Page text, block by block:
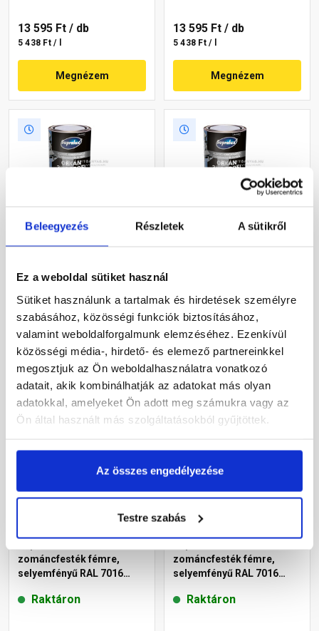
Beleegyezés Részletek A sütikről
Ez a weboldal sütiket használ
Sütiket használunk a tartalmak és hirdetések személyre
szabásához, közösségi funkciók biztosításához,
valamint weboldalforgalmunk elemzéséhez. Ezenkívül
közösségi média-, hirdető- és elemező partnereinkkel
megosztjuk az Ön weboldalhasználatra vonatkozó
adatait, akik kombinálhatják az adatokat más olyan
adatokkal, amelyeket Ön adott meg számukra vagy az
Ön által használt más szolgáltatásokból gyűjtöttek.
Az összes engedélyezése
Testre szabás
13 595 Ft / db
5 438 Ft / l
Megnézem
13 595 Ft / db
5 438 Ft / l
Megnézem
0,75 l
Raktáron
4 840 Ft/ db
6 453 Ft / l
Megnézem
Raktáron
4 840 Ft/ db
6 453 Ft / l
Megnézem
zománcfesték fémre,
selyemfényű RAL 7016
Raktáron
zománcfesték fémre,
selyemfényű RAL 7016
Raktáron